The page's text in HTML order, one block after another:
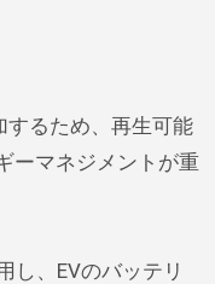
するため、再生可能
ーマネジメントが重
し、EVのバッテリ